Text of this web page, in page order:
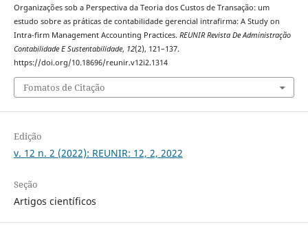
Organizações sob a Perspectiva da Teoria dos Custos de Transação: um
estudo sobre as práticas de contabilidade gerencial intrafirma: A Study on
Intra-firm Management Accounting Practices. REUNIR Revista De Administração
Contabilidade E Sustentabilidade, 12(2), 121–137.
https://doi.org/10.18696/reunir.v12i2.1314
Fomatos de Citação
Edição
v. 12 n. 2 (2022): REUNIR: 12, 2, 2022
Seção
Artigos científicos